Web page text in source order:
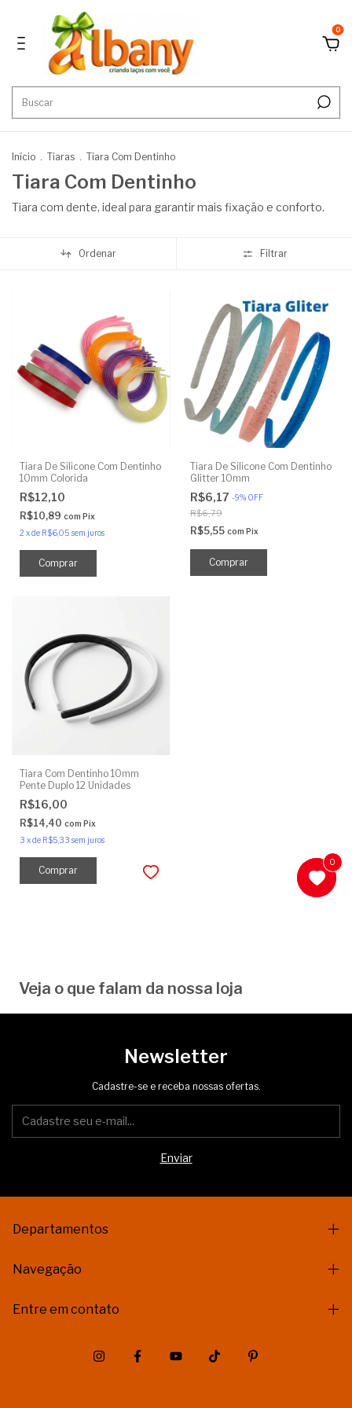
0
Início . Tiaras . Tiara Com Dentinho
Tiara Com Dentinho
Tiara com dente, ideal para garantir mais fixação e conforto.
Ordenar Filtrar
Tiara De Silicone Com Dentinho
10mm Colorida
R$12,10
R$10,89 com Pix
2 xde R$6,05 sem juros
Comprar
Tiara De Silicone Com Dentinho
Glitter 10mm
R$6,17 -9% OFF
R$6,79
R$5,55 com Pix
Comprar
Tiara Com Dentinho 10mm
Pente Duplo 12 Unidades
R$16,00
R$14,40 com Pix
3 xde R$5,33 sem juros
Comprar
Veja o que falam da nossa loja
Newsletter
Cadastre-se e receba nossas ofertas.
Departamentos
Navegação
Entre em contato
0
0